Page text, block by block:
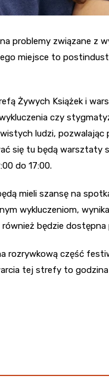
problemy związane z
miejsce to
Żywych Książek i
czy
ludzi, pozwalając
się tu będą warsztaty
do 17:00.
mieli szansę na
wykluczeniom,
będzie dostępna
część
tej strefy to